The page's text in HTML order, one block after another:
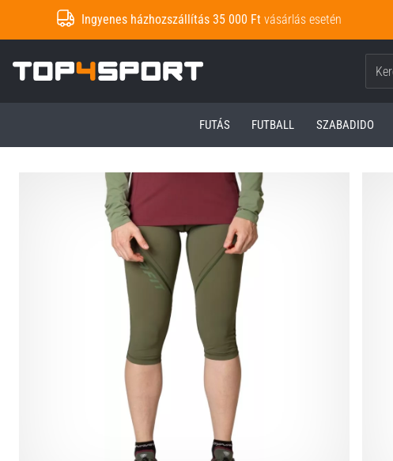
Ingyenes házhozszállítás 35 000 Ft vásárlás esetén
Top4Sport.hu
FUTÁS FUTBALL SZABADIDO